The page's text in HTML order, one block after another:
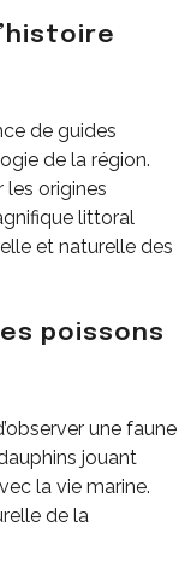
de guides
de la région.
les origines
littoral
et naturelle des
poissons
une faune
jouant
la vie marine.
de la